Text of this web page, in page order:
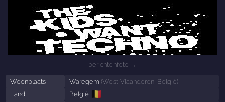
berichtenfoto →
Woonplaats Waregem (West-Vlaanderen, België)
Land
België 🇧🇪